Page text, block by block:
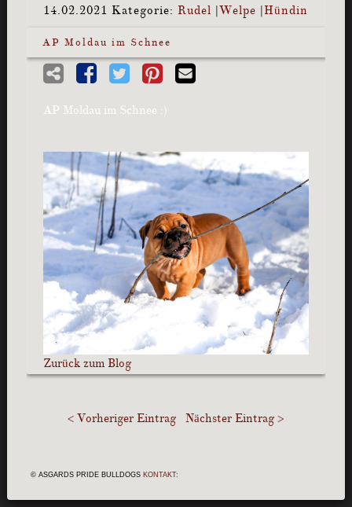
14.02.2021 Kategorie: Rudel Welpe Hündin
AP Moldau im Schnee
AP Moldau im Schnee :)
Zurück zum Blog
< Vorheriger Eintrag Nächster Eintrag >
© ASGARDS PRIDE BULLDOGS KONTAKT: